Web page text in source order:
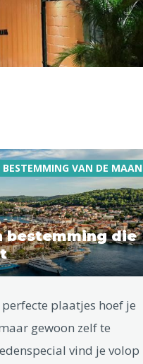
BESTEMMING VAN DE
bestemming die
plaatjes hoef je
gewoon zelf te
vind je volop